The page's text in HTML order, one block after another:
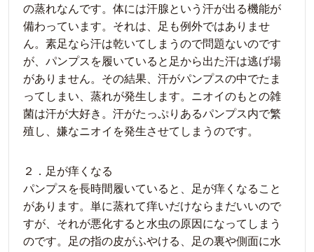
の蒸れなんです。体には汗腺という汗が出る機能が
備わっています。それは、足も例外ではありませ
ん。素足なら汗は乾いてしまうので問題ないのです
が、パンプスを履いていると足から出た汗は逃げ場
がありません。その結果、汗がパンプスの中でたま
ってしまい、蒸れが発生します。ニオイのもとの雑
菌は汗が大好き。汗がたっぷりあるパンプス内で繁
殖し、嫌なニオイを発生させてしまうのです。
２．足が痒くなる
パンプスを長時間履いていると、足が痒くなること
があります。単に蒸れて痒いだけならまだいいので
すが、それが悪化すると水虫の原因になってしまう
のです。足の指の皮がふやける、足の裏や側面に水